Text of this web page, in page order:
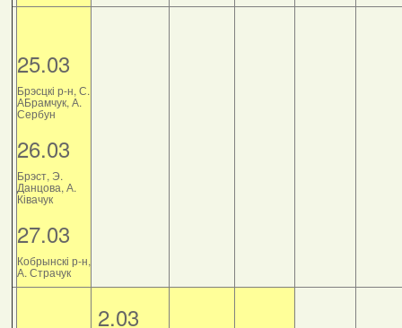
25.03
Брэсцкі р-н, С.
АБрамчук, А.
Сербун
26.03
Брэст, Э.
Данцова, А.
Ківачук
27.03
Кобрынскі р-н,
А. Страчук
2.03